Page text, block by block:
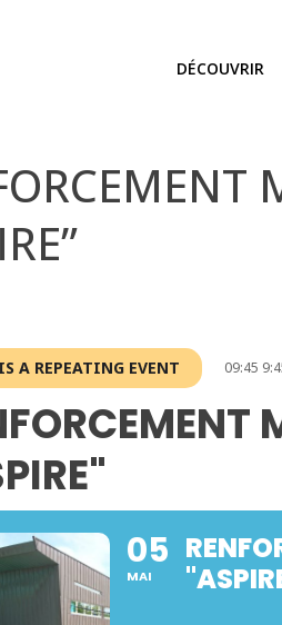
DÉCOUVRIR
A REPEATING EVENT 09:45
05
MAI